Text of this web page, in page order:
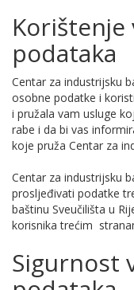
podataka
Centar za industrijsku
osobne podatke i
i pružala vam usluge
rabe i da bi vas
koje pruža Centar za
Centar za industrijsku
prosljeđivati podatke
baštinu Sveučilišta u
korisnika trećim
Sigurnost